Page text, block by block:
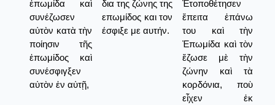
ἐπωμίδα καὶ
συνέζωσεν
αὐτὸν κατὰ τὴν
ποίησιν τῆς
ἐπωμίδος καὶ
συνέσφιγξεν
αὐτὸν ἐν αὐτῇ,
δια της ζώνης της
επωμίδος και τον
έσφιξε με αυτήν.
Ἐτοποθέτησεν
ἔπειτα ἐπάνω
του καὶ τὴν
Ἐπωμίδα καὶ τὸν
ἔζωσε μὲ τὴν
ζώνην καὶ τὰ
κορδόνια, ποὺ
εἶχεν ἐκ